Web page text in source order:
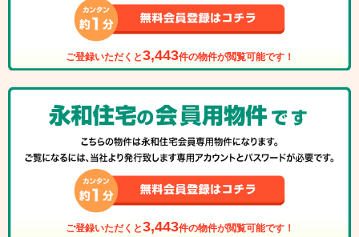
ご登録いただくと3,443件の物件が閲覧可能です！
ご登録いただくと3,443件の物件が閲覧可能です！